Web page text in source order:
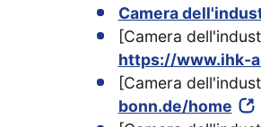
Camera
[Camera
https://www.ihk-
[Camera
bonn.de/home